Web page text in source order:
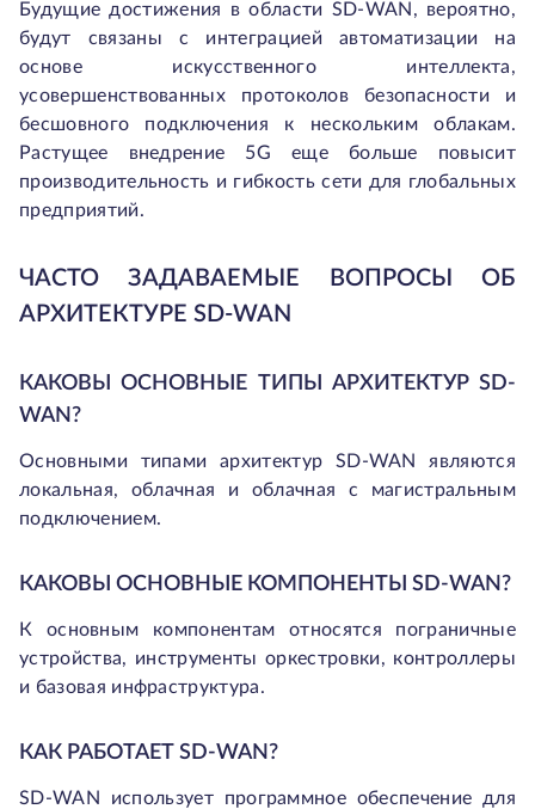
Будущие достижения в области SD-WAN, вероятно,
будут связаны с интеграцией автоматизации на
основе искусственного интеллекта,
усовершенствованных протоколов безопасности и
бесшовного подключения к нескольким облакам.
Растущее внедрение 5G еще больше повысит
производительность и гибкость сети для глобальных
предприятий.
ЧАСТО ЗАДАВАЕМЫЕ ВОПРОСЫ ОБ
АРХИТЕКТУРЕ SD-WAN
КАКОВЫ ОСНОВНЫЕ ТИПЫ АРХИТЕКТУР SD-
WAN?
Основными типами архитектур SD-WAN являются
локальная, облачная и облачная с магистральным
подключением.
КАКОВЫ ОСНОВНЫЕ КОМПОНЕНТЫ SD-WAN?
К основным компонентам относятся пограничные
устройства, инструменты оркестровки, контроллеры
и базовая инфраструктура.
КАК РАБОТАЕТ SD-WAN?
SD-WAN использует программное обеспечение для